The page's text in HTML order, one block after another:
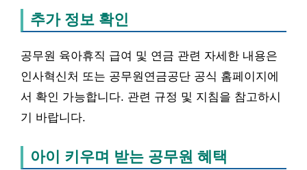
추가 정보 확인
공무원 육아휴직 급여 및 연금 관련 자세한 내용은
인사혁신처 또는 공무원연금공단 공식 홈페이지에
서 확인 가능합니다. 관련 규정 및 지침을 참고하시
기 바랍니다.
아이 키우며 받는 공무원 혜택